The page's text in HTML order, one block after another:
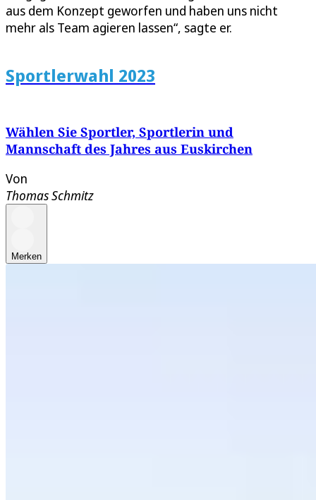
aus dem Konzept geworfen und haben uns nicht
mehr als Team agieren lassen“, sagte er.
Sportlerwahl 2023
Wählen Sie Sportler, Sportlerin und
Mannschaft des Jahres aus Euskirchen
Von
Thomas Schmitz
Merken